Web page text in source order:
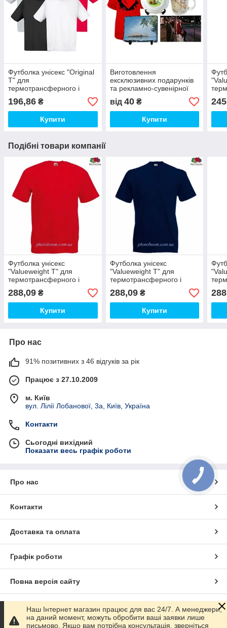
Футболка унісекс "Original
T" для
термотрансферного і
прямого друку
196,86 ₴
Купити
Виготовлення
ексклюзивних подарунків
та рекламно-сувенірної
продукції (друк на чашках,
футболках і т. д)
від 40₴
Купити
Подібні товари компанії
Футболка унісекс
"Valueweight T" для
термотрансферного і
Розмір XL
288,09 ₴
Купити
Футболка унісекс
"Valueweight T" для
термотрансферного і
синя, Розмір XL
288,09₴
Купити
XL
Про нас
91% позитивних з 46 відгуків за рік
Працює з 27.10.2009
м. Київ
вул. Лілії Лобанової, 3а, Київ, Україна
Контакти
Сьогодні вихідний
Показати весь графік роботи
Про нас
Контакти
Доставка та оплата
Графік роботи
Повна версія сайту
Сайт створено на маркетплейсі
Наш Інтернет магазин працює для вас 24/7. А менеджери,
на даний момент, можуть обробити ваші заявки лише
письмово. Якщо вам потрібна консультація, зверніться
КНОПКА
ЗВ'ЯЗКУ